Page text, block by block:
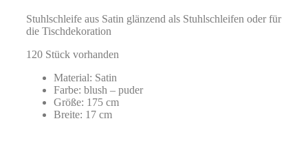
Stuhlschleife aus Satin glänzend als Stuhlschleifen oder für
die Tischdekoration
120 Stück vorhanden
Material: Satin
Farbe: blush – puder
Größe: 175 cm
Breite: 17 cm